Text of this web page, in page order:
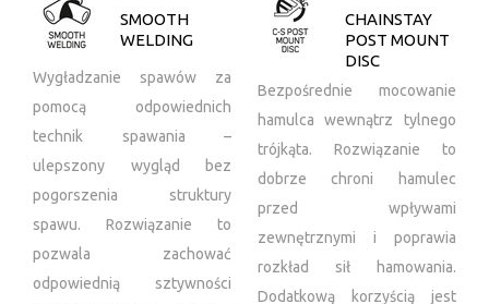
SMOOTH
WELDING
Wygładzanie spawów za
pomocą odpowiednich
technik spawania –
ulepszony wygląd bez
pogorszenia struktury
spawu. Rozwiązanie to
pozwala zachować
odpowiednią sztywności
CHAINSTAY
POST MOUNT
DISC
Bezpośrednie mocowanie
hamulca wewnątrz tylnego
trójkąta. Rozwiązanie to
dobrze chroni hamulec
przed wpływami
zewnętrznymi i poprawia
rozkład sił hamowania.
Dodatkową korzyścią jest